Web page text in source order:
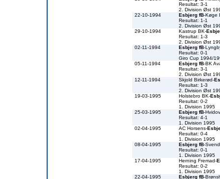
Resultat: 3-1
2. Division Øst
22-10-1994
Esbjerg fB-Køge
Resultat: 1-1
2. Division Øst
29-10-1994
Kastrup BK-
Resultat: 1-3
2. Division Øst
02-11-1994
Esbjerg fB-
Resultat: 0-1
Giro Cup 1994/
05-11-1994
Esbjerg fB-BK
Resultat: 3-1
2. Division Øst
12-11-1994
Skjold Birkerød-
Resultat: 1-3
2. Division Øst
19-03-1995
Holstebro BK-
Resultat: 0-2
1. Division 1995
25-03-1995
Esbjerg fB-
Resultat: 4-1
1. Division 1995
02-04-1995
AC Horsens-
Resultat: 0-4
1. Division 1995
08-04-1995
Esbjerg fB-
Resultat: 0-1
1. Division 1995
17-04-1995
Herning Fremad-
Resultat: 0-2
1. Division 1995
22-04-1995
Esbjerg fB-